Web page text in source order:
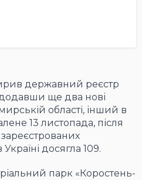
державний реєстр
додавши ще два нові
області, інший в
13 листопада, після
зареєстрованих
досягла 109.
парк «Коростень-